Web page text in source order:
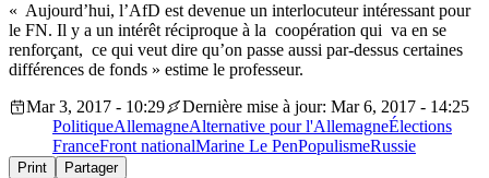
« Aujourd’hui, l’AfD est devenue un interlocuteur intéressant pour
le FN. Il y a un intérêt réciproque à la coopération qui va en se
renforçant, ce qui veut dire qu’on passe aussi par-dessus certaines
différences de fonds » estime le professeur.
Mar 3, 2017 - 10:29
Dernière mise à jour: Mar 6, 2017 - 14:25
PolitiqueAllemagneAlternative pour l'AllemagneÉlections
FranceFront nationalMarine Le PenPopulismeRussie
Print Partager